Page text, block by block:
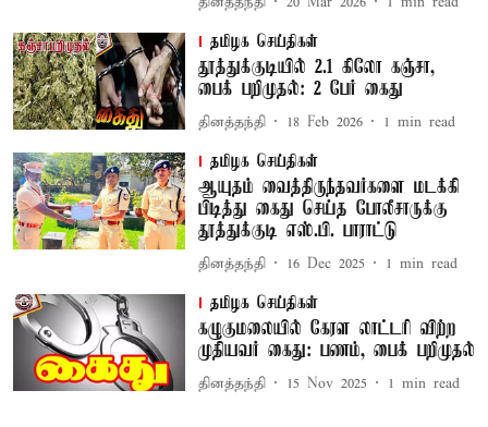
தமிழக செய்திகள்
தூத்துக்குடியில் 2.1 கிலோ கஞ்சா,
பைக் பறிமுதல்: 2 பேர் கைது
தினத்தந்தி 18 Feb 2026 1 min read
தமிழக செய்திகள்
ஆயுதம் வைத்திருந்தவர்களை மடக்கி
பிடித்து கைது செய்த போலீசாருக்கு
தூத்துக்குடி எஸ்.பி. பாராட்டு
தினத்தந்தி 16 Dec 2025 1 min read
தமிழக செய்திகள்
கழுகுமலையில் கேரள லாட்டரி விற்ற
முதியவர் கைது: பணம், பைக் பறிமுதல்
தினத்தந்தி 15 Nov 2025 1 min read